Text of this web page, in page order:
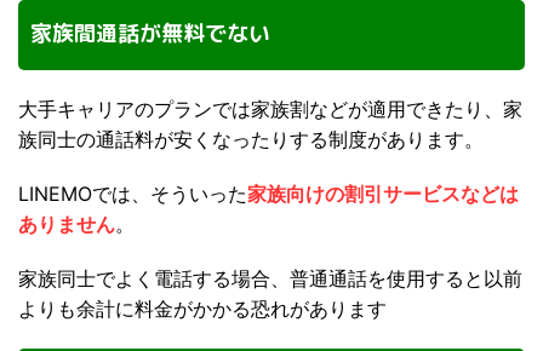
家族間通話が無料でない
大手キャリアのプランでは家族割などが適用できたり、家
族同士の通話料が安くなったりする制度があります。
LINEMOでは、そういった家族向けの割引サービスなどは
ありません。
家族同士でよく電話する場合、普通通話を使用すると以前
よりも余計に料金がかかる恐れがあります